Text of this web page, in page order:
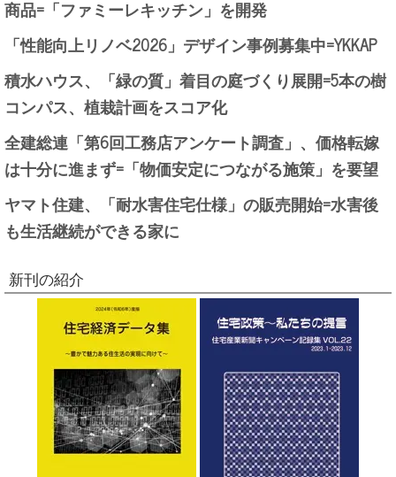
商品=「ファミーレキッチン」を開発
「性能向上リノベ2026」デザイン事例募集中=YKKAP
積水ハウス、「緑の質」着目の庭づくり展開=5本の樹
コンパス、植栽計画をスコア化
全建総連「第6回工務店アンケート調査」、価格転嫁
は十分に進まず=「物価安定につながる施策」を要望
ヤマト住建、「耐水害住宅仕様」の販売開始=水害後
も生活継続ができる家に
新刊の紹介